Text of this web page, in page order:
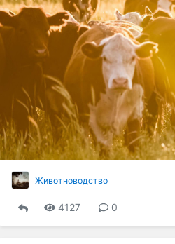
Животноводство
4127 0